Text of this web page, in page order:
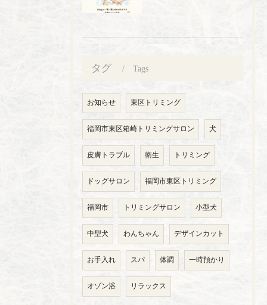
タグ Tags
お知らせ 東区トリミング
福岡市東区箱崎トリミングサロン 犬
皮膚トラブル 衛生 トリミング
ドッグサロン 福岡市東区トリミング
福岡市 トリミングサロン 小型犬
中型犬 わんちゃん デザインカット
お手入れ スパ 体調 一時預かり
オゾン浴 リラックス